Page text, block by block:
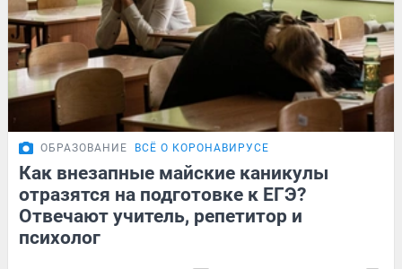
ОБРАЗОВАНИЕ ВСЁ О КОРОНАВИРУСЕ
Как внезапные майские каникулы
отразятся на подготовке к ЕГЭ?
Отвечают учитель, репетитор и
психолог